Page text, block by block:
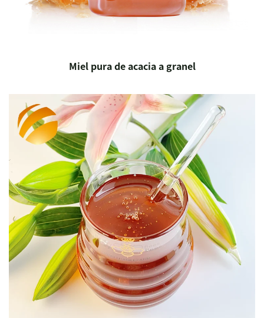
Miel pura de acacia a granel